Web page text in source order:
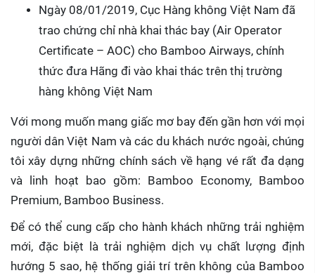
Ngày 08/01/2019, Cục Hàng không Việt Nam đã
trao chứng chỉ nhà khai thác bay (Air Operator
Certificate – AOC) cho Bamboo Airways, chính
thức đưa Hãng đi vào khai thác trên thị trường
hàng không Việt Nam
Với mong muốn mang giấc mơ bay đến gần hơn với mọi
người dân Việt Nam và các du khách nước ngoài, chúng
tôi xây dựng những chính sách về hạng vé rất đa dạng
và linh hoạt bao gồm: Bamboo Economy, Bamboo
Premium, Bamboo Business.
Để có thể cung cấp cho hành khách những trải nghiệm
mới, đặc biệt là trải nghiệm dịch vụ chất lượng định
hướng 5 sao, hệ thống giải trí trên không của Bamboo